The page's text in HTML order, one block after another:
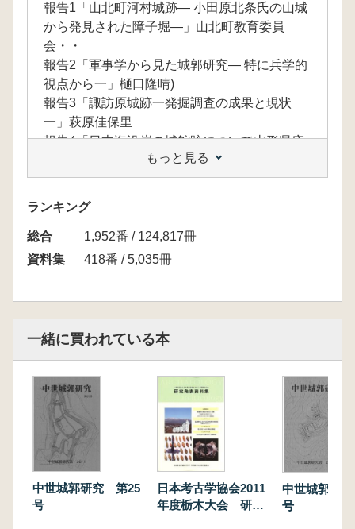
報告1「山北町河村城跡― 小田原北条氏の山城
から発見された障子堀―」山北町教育委員
会・・
報告2「軍事学から見た城郭研究― 特に兵学的
視点から一」樋口隆晴)
報告3「諏訪原城跡一発掘調査の成果と現状
一」萩原佳保里
報告4「日本海沿岸の城館跡について山形県庄
内地方南部の様相―」員壁 建
報告5「左沢楯山城跡の発掘調査の成果」上田
美紀
報告6「越後毛利氏の城郭」鳴海 忠夫
報告7「関津城遺跡一戦国時代の館城一」藤崎
高志
報告9「織豊期の陣城遺構について一羽柴秀吉
勢力の陣城遺構を素材として一」高橋成計
[テーマ報告 ― 城郭遺構の認識を問う一]
報告1「東国における特殊な縄張をもつ城郭」
三島正之
報告2「常陸台地上の堀切状遺構～ 兎地名から
戦国のお城が見えてくる～石崎勝二郎
報告3「外縁の遺構から中世的特徴を考える」
村田 修三
もっと見る
ランキング
総合
1,952番 / 124,817冊
資料集
418番 / 5,035冊
一緒に買われている本
中世城郭研究 第25
号
日本考古学協会2011
年度栃木大会 研究
中世城郭研
号